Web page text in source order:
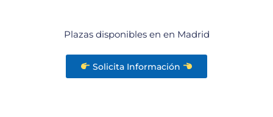
Plazas disponibles en en Madrid
Solicita Información